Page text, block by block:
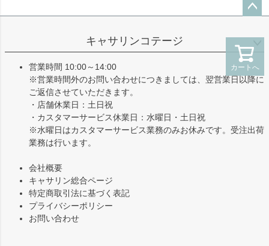
カートへ
ジト
ップ
へ
キャサリンコテージ
営業時間 10:00～14:00
※営業時間外のお問い合わせにつきましては、翌営業日以降に
ご返信させていただきます。
・店舗休業日：土日祝
・カスタマーサービス休業日：水曜日・土日祝
※水曜日はカスタマーサービス業務のみお休みです。受注出荷
業務は行います。
会社概要
キャサリン総合ページ
特定商取引法に基づく表記
プライバシーポリシー
お問い合わせ